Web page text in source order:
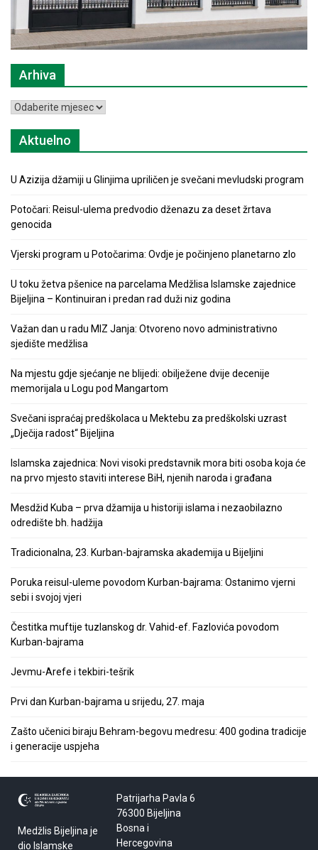
Arhiva
Arhiva
Aktuelno
U Azizija džamiji u Glinjima upriličen je svečani mevludski program
Potočari: Reisul-ulema predvodio dženazu za deset žrtava
genocida
Vjerski program u Potočarima: Ovdje je počinjeno planetarno zlo
U toku žetva pšenice na parcelama Medžlisa Islamske zajednice
Bijeljina – Kontinuiran i predan rad duži niz godina
Važan dan u radu MIZ Janja: Otvoreno novo administrativno
sjedište medžlisa
Na mjestu gdje sjećanje ne blijedi: obilježene dvije decenije
memorijala u Logu pod Mangartom
Svečani ispraćaj predškolaca u Mektebu za predškolski uzrast
„Dječija radost“ Bijeljina
Islamska zajednica: Novi visoki predstavnik mora biti osoba koja će
na prvo mjesto staviti interese BiH, njenih naroda i građana
Mesdžid Kuba – prva džamija u historiji islama i nezaobilazno
odredište bh. hadžija
Tradicionalna, 23. Kurban-bajramska akademija u Bijeljini
Poruka reisul-uleme povodom Kurban-bajrama: Ostanimo vjerni
sebi i svojoj vjeri
Čestitka muftije tuzlanskog dr. Vahid-ef. Fazlovića povodom
Kurban-bajrama
Jevmu-Arefe i tekbiri-tešrik
Prvi dan Kurban-bajrama u srijedu, 27. maja
Zašto učenici biraju Behram-begovu medresu: 400 godina tradicije
i generacije uspjeha
Medžlis Bijeljina je
dio Islamske
Patrijarha Pavla 6
76300 Bijeljina
Bosna i
Hercegovina